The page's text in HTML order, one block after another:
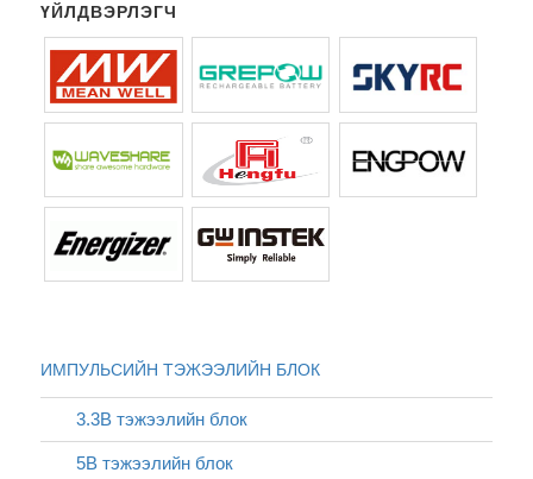
ҮЙЛДВЭРЛЭГЧ
ИМПУЛЬСИЙН ТЭЖЭЭЛИЙН БЛОК
3.3В тэжээлийн блок
5В тэжээлийн блок